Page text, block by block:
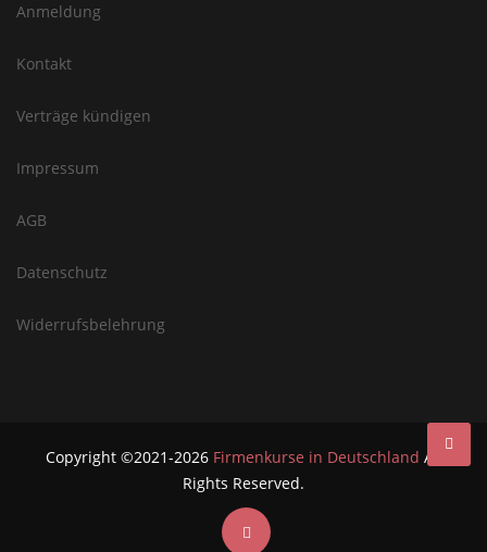
Anmeldung
Kontakt
Verträge kündigen
Impressum
AGB
Datenschutz
Widerrufsbelehrung
Copyright ©2021-2026 Firmenkurse in Deutschland All
Rights Reserved.